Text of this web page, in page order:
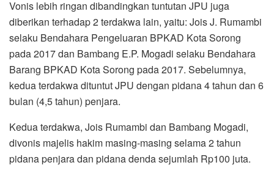
Vonis lebih ringan dibandingkan tuntutan JPU juga
diberikan terhadap 2 terdakwa lain, yaitu: Jois J. Rumambi
selaku Bendahara Pengeluaran BPKAD Kota Sorong
pada 2017 dan Bambang E.P. Mogadi selaku Bendahara
Barang BPKAD Kota Sorong pada 2017. Sebelumnya,
kedua terdakwa dituntut JPU dengan pidana 4 tahun dan 6
bulan (4,5 tahun) penjara.
Kedua terdakwa, Jois Rumambi dan Bambang Mogadi,
divonis majelis hakim masing-masing selama 2 tahun
pidana penjara dan pidana denda sejumlah Rp100 juta.